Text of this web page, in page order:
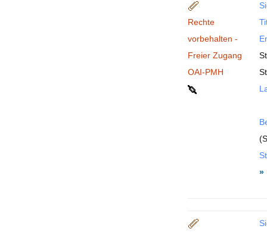
Rechte
vorbehalten -
Freier Zugang
OAI-PMH
»